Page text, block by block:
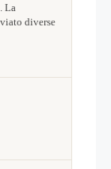
La
diverse